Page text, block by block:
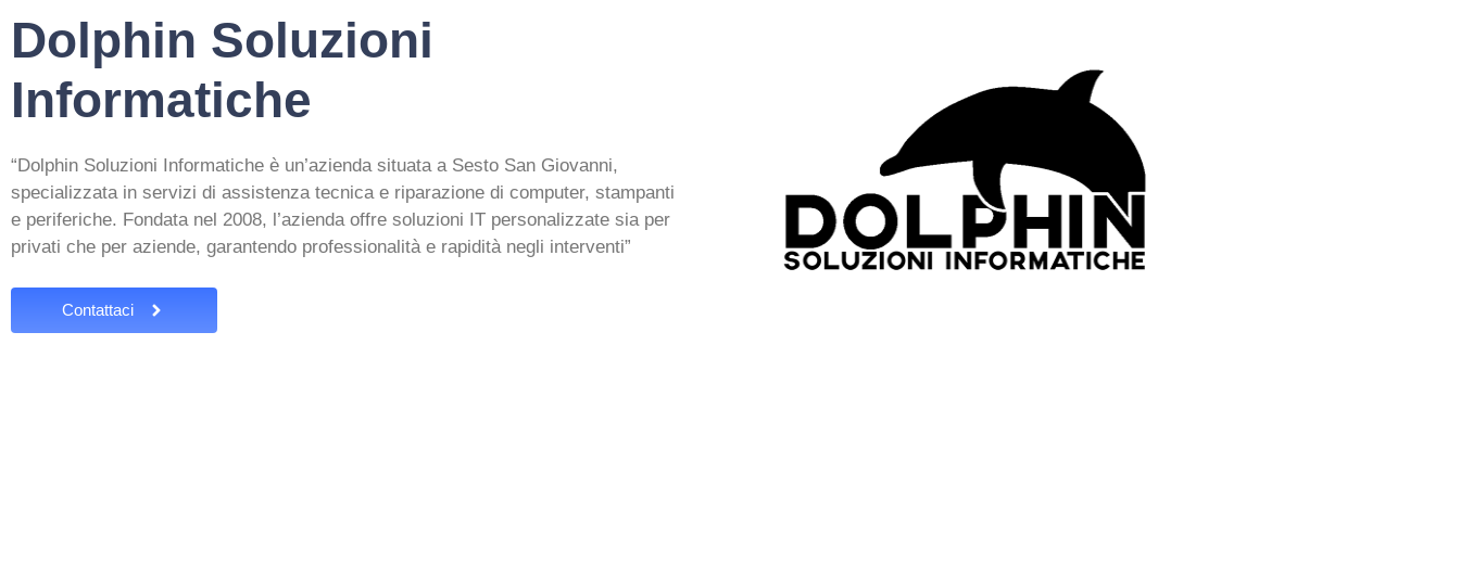
Dolphin Soluzioni
Informatiche
“Dolphin Soluzioni Informatiche è un’azienda situata a Sesto San Giovanni,
specializzata in servizi di assistenza tecnica e riparazione di computer, stampanti
e periferiche. Fondata nel 2008, l’azienda offre soluzioni IT personalizzate sia per
privati che per aziende, garantendo professionalità e rapidità negli interventi”
Contattaci